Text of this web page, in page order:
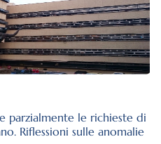
parzialmente le richieste di
Riflessioni sulle anomalie